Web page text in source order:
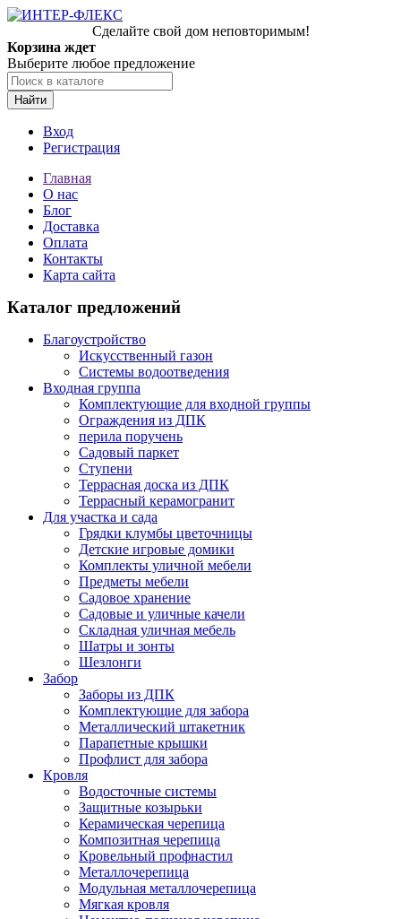
Сделайте свой дом неповторимым!
Корзина ждет
Выберите любое предложение
Найти
Вход
Регистрация
Главная
О нас
Блог
Доставка
Оплата
Контакты
Карта сайта
Каталог предложений
Благоустройство
Искусственный газон
Системы водоотведения
Входная группа
Комплектующие для входной группы
Ограждения из ДПК
перила поручень
Садовый паркет
Ступени
Террасная доска из ДПК
Террасный керамогранит
Для участка и сада
Грядки клумбы цветочницы
Детские игровые домики
Комплекты уличной мебели
Предметы мебели
Садовое хранение
Садовые и уличные качели
Складная уличная мебель
Шатры и зонты
Шезлонги
Забор
Заборы из ДПК
Комплектующие для забора
Металлический штакетник
Парапетные крышки
Профлист для забора
Кровля
Водосточные системы
Защитные козырьки
Керамическая черепица
Композитная черепица
Кровельный профнастил
Металлочерепица
Модульная металлочерепица
Мягкая кровля